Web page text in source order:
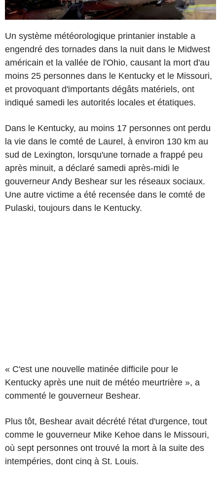
Un système météorologique printanier instable a
engendré des tornades dans la nuit dans le Midwest
américain et la vallée de l'Ohio, causant la mort d'au
moins 25 personnes dans le Kentucky et le Missouri,
et provoquant d'importants dégâts matériels, ont
indiqué samedi les autorités locales et étatiques.
Dans le Kentucky, au moins 17 personnes ont perdu
la vie dans le comté de Laurel, à environ 130 km au
sud de Lexington, lorsqu'une tornade a frappé peu
après minuit, a déclaré samedi après-midi le
gouverneur Andy Beshear sur les réseaux sociaux.
Une autre victime a été recensée dans le comté de
Pulaski, toujours dans le Kentucky.
« C'est une nouvelle matinée difficile pour le
Kentucky après une nuit de météo meurtrière », a
commenté le gouverneur Beshear.
Plus tôt, Beshear avait décrété l'état d'urgence, tout
comme le gouverneur Mike Kehoe dans le Missouri,
où sept personnes ont trouvé la mort à la suite des
intempéries, dont cinq à St. Louis.